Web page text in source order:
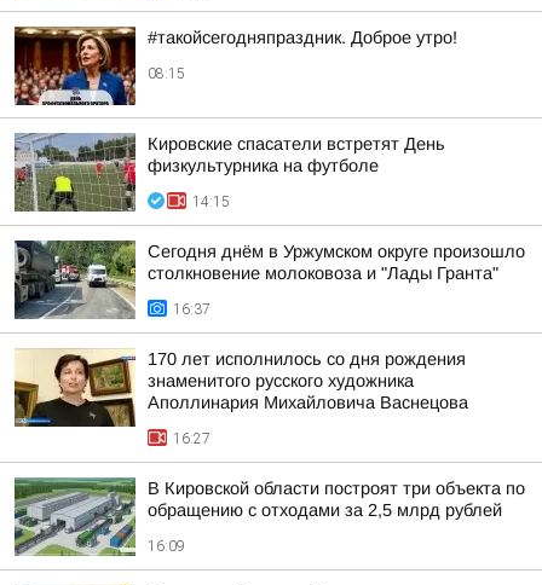
#такойсегодняпраздник. Доброе утро!
08:15
Кировские спасатели встретят День
физкультурника на футболе
14:15
Сегодня днём в Уржумском округе произошло
столкновение молоковоза и "Лады Гранта"
16:37
170 лет исполнилось со дня рождения
знаменитого русского художника
Аполлинария Михайловича Васнецова
16:27
В Кировской области построят три объекта по
обращению с отходами за 2,5 млрд рублей
16:09